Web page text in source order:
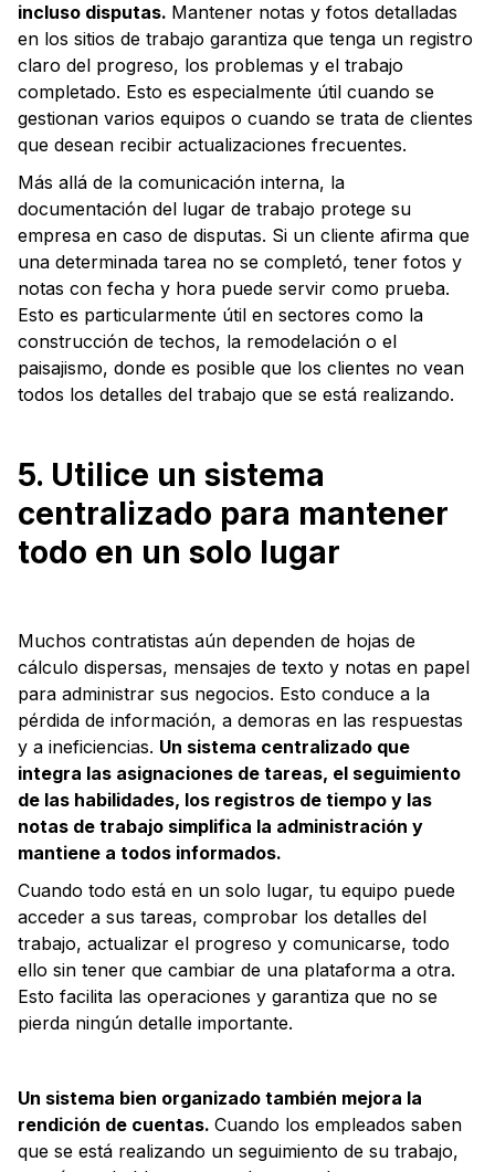
incluso disputas. Mantener notas y fotos detalladas
en los sitios de trabajo garantiza que tenga un registro
claro del progreso, los problemas y el trabajo
completado. Esto es especialmente útil cuando se
gestionan varios equipos o cuando se trata de clientes
que desean recibir actualizaciones frecuentes.
Más allá de la comunicación interna, la
documentación del lugar de trabajo protege su
empresa en caso de disputas. Si un cliente afirma que
una determinada tarea no se completó, tener fotos y
notas con fecha y hora puede servir como prueba.
Esto es particularmente útil en sectores como la
construcción de techos, la remodelación o el
paisajismo, donde es posible que los clientes no vean
todos los detalles del trabajo que se está realizando.
5. Utilice un sistema
centralizado para mantener
todo en un solo lugar
Muchos contratistas aún dependen de hojas de
cálculo dispersas, mensajes de texto y notas en papel
para administrar sus negocios. Esto conduce a la
pérdida de información, a demoras en las respuestas
y a ineficiencias. Un sistema centralizado que
integra las asignaciones de tareas, el seguimiento
de las habilidades, los registros de tiempo y las
notas de trabajo simplifica la administración y
mantiene a todos informados.
Cuando todo está en un solo lugar, tu equipo puede
acceder a sus tareas, comprobar los detalles del
trabajo, actualizar el progreso y comunicarse, todo
ello sin tener que cambiar de una plataforma a otra.
Esto facilita las operaciones y garantiza que no se
pierda ningún detalle importante.
Un sistema bien organizado también mejora la
rendición de cuentas. Cuando los empleados saben
que se está realizando un seguimiento de su trabajo,